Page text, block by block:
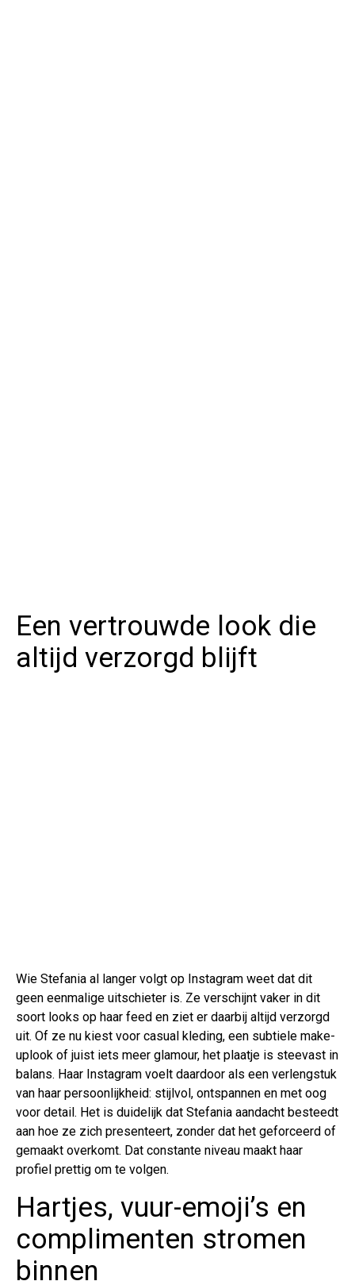
Een vertrouwde look die
altijd verzorgd blijft
Wie Stefania al langer volgt op Instagram weet dat dit
geen eenmalige uitschieter is. Ze verschijnt vaker in dit
soort looks op haar feed en ziet er daarbij altijd verzorgd
uit. Of ze nu kiest voor casual kleding, een subtiele make-
uplook of juist iets meer glamour, het plaatje is steevast in
balans. Haar Instagram voelt daardoor als een verlengstuk
van haar persoonlijkheid: stijlvol, ontspannen en met oog
voor detail. Het is duidelijk dat Stefania aandacht besteedt
aan hoe ze zich presenteert, zonder dat het geforceerd of
gemaakt overkomt. Dat constante niveau maakt haar
profiel prettig om te volgen.
Hartjes, vuur-emoji’s en
complimenten stromen
binnen